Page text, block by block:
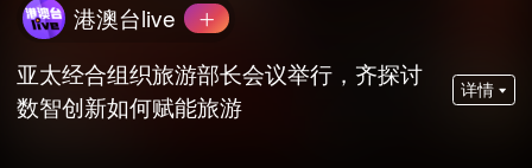
港澳台live
亚太经合组织旅游部长会议举行，齐探讨
数智创新如何赋能旅游
详情